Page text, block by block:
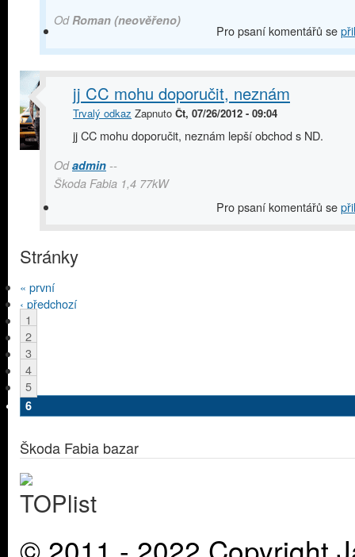
OdRoman (neověřeno)
Pro psaní komentářů se
jj CC mohu doporučit, neznám
Trvalý odkaz Zapnuto Čt, 07/26/2012 - 09:04
jj CC mohu doporučit, neznám lepší obchod s ND.
Odadmin --
Škoda Fabia 1,4 77kW
Pro psaní komentářů se
Stránky
« první
‹ předchozí
1
2
3
4
5
6
Škoda Fabia bazar